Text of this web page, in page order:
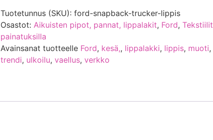
Tuotetunnus (SKU):ford-snapback-trucker-lippis
Osastot: Aikuisten pipot, pannat, lippalakit, Ford,Tekstiilit
painatuksilla
Avainsanat tuotteelle Ford, kesä,, lippalakki, lippis, muoti,
trendi, ulkoilu,vaellus,verkko